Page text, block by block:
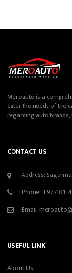
Meroauto is a
cater the needs of the
regarding auto brands,
CONTACT US
Address:
Phone: +977 01-
Email:
USEFUL LINK
About Us